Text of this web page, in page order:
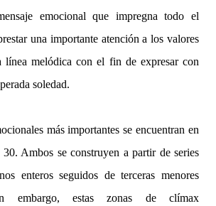
emocional que impregna todo el
una importante atención a los valores
línea melódica con el fin de expresar con
soledad.
más importantes se encuentran en
Ambos se construyen a partir de series
enteros seguidos de terceras menores
embargo, estas zonas de clímax